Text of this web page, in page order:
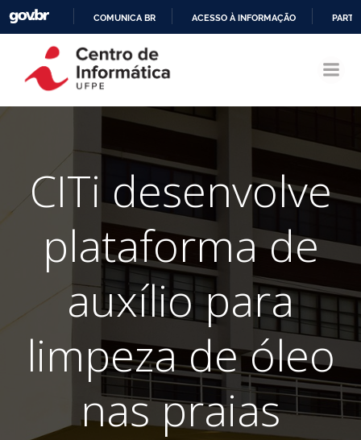
CONTEÚDO
COMUNICA BR ACESSO À INFORMAÇÃO
CITi desenvolve
plataforma de
auxílio para
limpeza de óleo
nas praias